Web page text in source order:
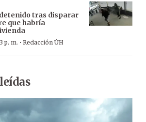
tras disparar
que habría
p. m. · Redacción ÚH